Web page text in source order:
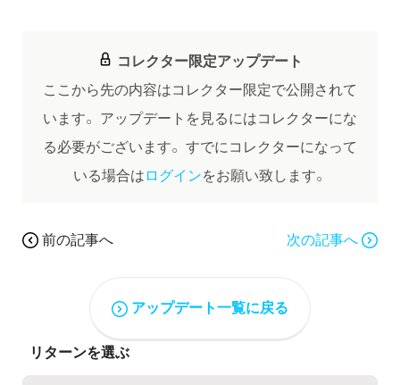
コレクター限定アップデート
ここから先の内容はコレクター限定で公開されて
います。 アップデートを見るにはコレクターにな
る必要がございます。 すでにコレクターになって
いる場合はログインをお願い致します。
前の記事へ 次の記事へ
アップデート一覧に戻る
リターンを選ぶ